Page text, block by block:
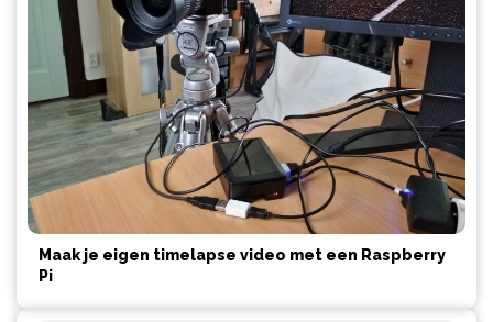
Maak je eigen timelapse video met een Raspberry
Pi